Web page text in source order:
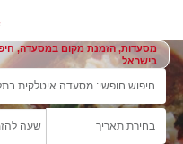
מסעדות, הזמנת מקום במסעדה,
בישראל